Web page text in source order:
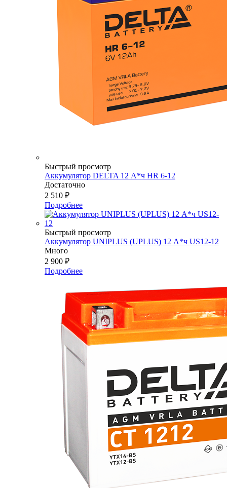
Быстрый просмотр
Аккумулятор DELTA 12 А*ч HR 6-12
Достаточно
2 510 ₽
Подробнее
Быстрый просмотр
Аккумулятор UNIPLUS (UPLUS) 12 А*ч US12-12
Много
2 900 ₽
Подробнее